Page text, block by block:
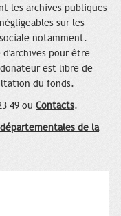
les archives publiques
sur les
notamment.
pour être
est libre de
du fonds.
49 ou Contacts.
de la